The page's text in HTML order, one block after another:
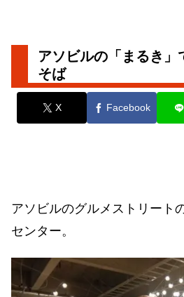
アソビルの「まるき」
そば
X Facebook
アソビルのグルメストリート
センター。